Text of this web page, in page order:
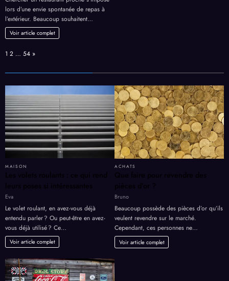
lors d’une envie spontanée de repas à
l’extérieur. Beaucoup souhaitent…
Voir article complet
Page:
1 2 … 54 Next
»
MAISON
Les volets roulants : ce qui rend
leurs poses si intéressantes
Eva
Le volet roulant, en avez-vous déjà
entendu parler ? Ou peut-être en avez-
vous déjà utilisé ? Ce…
Voir article complet
ACHATS
Que faire pour revendre des
pièces d’or ?
Bruno
Beaucoup possède des pièces d’or qu’ils
veulent revendre sur le marché.
Cependant, ces personnes ne…
Voir article complet